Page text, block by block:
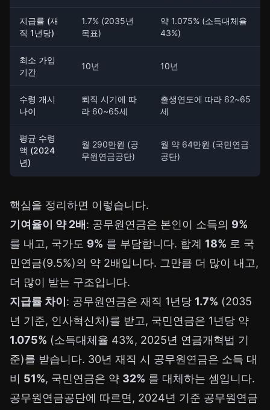
지급률 (재
직 1년당)
1.7% (2035년
목표)
약 1.075% (소득대체율
43%)
최소 가입
기간
10년 10년
수령 개시
나이
퇴직 시기에 따
라 60~65세
출생연도에 따라 62~65
세
평균 수령
액 (2024
년)
월 290만원 (공
무원연금공단)
월 약 64만원 (국민연금
공단)
핵심을 정리하면 이렇습니다.
기여율이 약 2배 : 공무원연금은 본인이 소득의 9%
를 내고, 국가도 9% 를 부담합니다. 합계 18% 로 국
민연금(9.5%)의 약 2배입니다. 그만큼 더 많이 내고,
더 많이 받는 구조입니다.
지급률 차이 : 공무원연금은 재직 1년당 1.7% (2035
년 기준, 인사혁신처)를 받고, 국민연금은 1년당 약
1.075% (소득대체율 43%, 2025년 연금개혁법 기
준)를 받습니다. 30년 재직 시 공무원연금은 소득 대
비 51%, 국민연금은 약 32% 를 대체하는 셈입니다.
공무원연금공단에 따르면, 2024년 기준 공무원연금